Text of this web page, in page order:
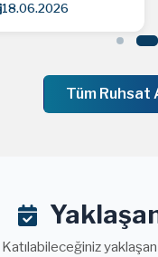
14.05.2026
Tüm Ruhsat
Katılabileceğiniz